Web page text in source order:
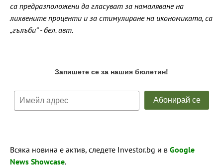
са предразположени да гласуват за намаляване на
лихвените проценти и за стимулиране на икономиката, са
„гълъби“ - бел. авт.
Всяка новина е актив, следете Investor.bg и в Google
News Showcase.